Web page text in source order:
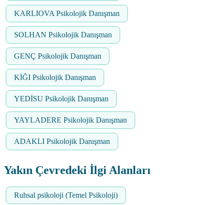
KARLIOVA Psikolojik Danışman
SOLHAN Psikolojik Danışman
GENÇ Psikolojik Danışman
KİĞI Psikolojik Danışman
YEDİSU Psikolojik Danışman
YAYLADERE Psikolojik Danışman
ADAKLI Psikolojik Danışman
Yakın Çevredeki İlgi Alanları
Ruhsal psikoloji (Temel Psikoloji)